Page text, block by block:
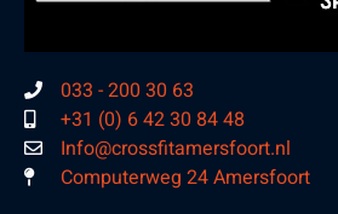
033 - 200 30 63
+31 (0) 6 42 30 84 48
Info@crossfitamersfoort.nl
Computerweg 24 Amersfoort